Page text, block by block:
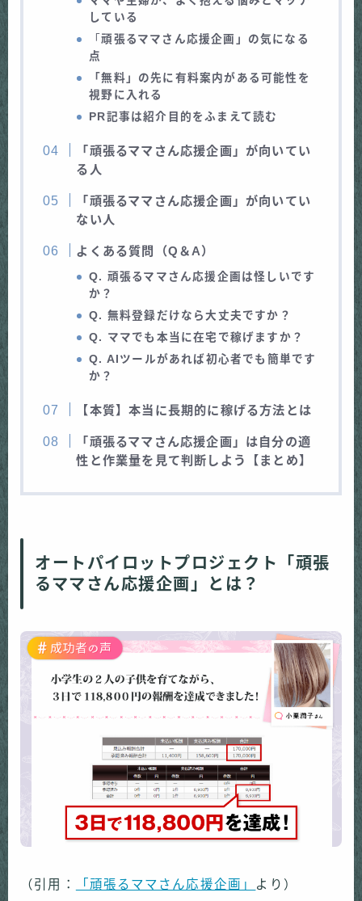
している
「頑張るママさん応援企画」の気になる
点
「無料」の先に有料案内がある可能性を
視野に入れる
PR記事は紹介目的をふまえて読む
「頑張るママさん応援企画」が向いてい
る人
「頑張るママさん応援企画」が向いてい
ない人
よくある質問（Q＆A）
Q. 頑張るママさん応援企画は怪しいです
か？
Q. 無料登録だけなら大丈夫ですか？
Q. ママでも本当に在宅で稼げますか？
Q. AIツールがあれば初心者でも簡単です
か？
【本質】本当に長期的に稼げる方法とは
「頑張るママさん応援企画」は自分の適
性と作業量を見て判断しよう【まとめ】
オートパイロットプロジェクト「頑張
るママさん応援企画」とは？
（引用： 「頑張るママさん応援企画」 より）